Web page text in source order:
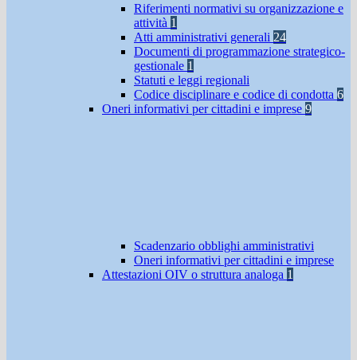
Riferimenti normativi su organizzazione e
attività 1
Atti amministrativi generali 24
Documenti di programmazione strategico-
gestionale 1
Statuti e leggi regionali
Codice disciplinare e codice di condotta 6
Oneri informativi per cittadini e imprese 9
Scadenzario obblighi amministrativi
Oneri informativi per cittadini e imprese
Attestazioni OIV o struttura analoga 1